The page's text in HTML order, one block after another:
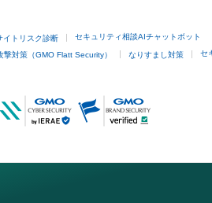
イトリスク診断 セキュリティ相談AIチャットボット
撃対策（GMO Flatt Security） なりすまし対策 セ